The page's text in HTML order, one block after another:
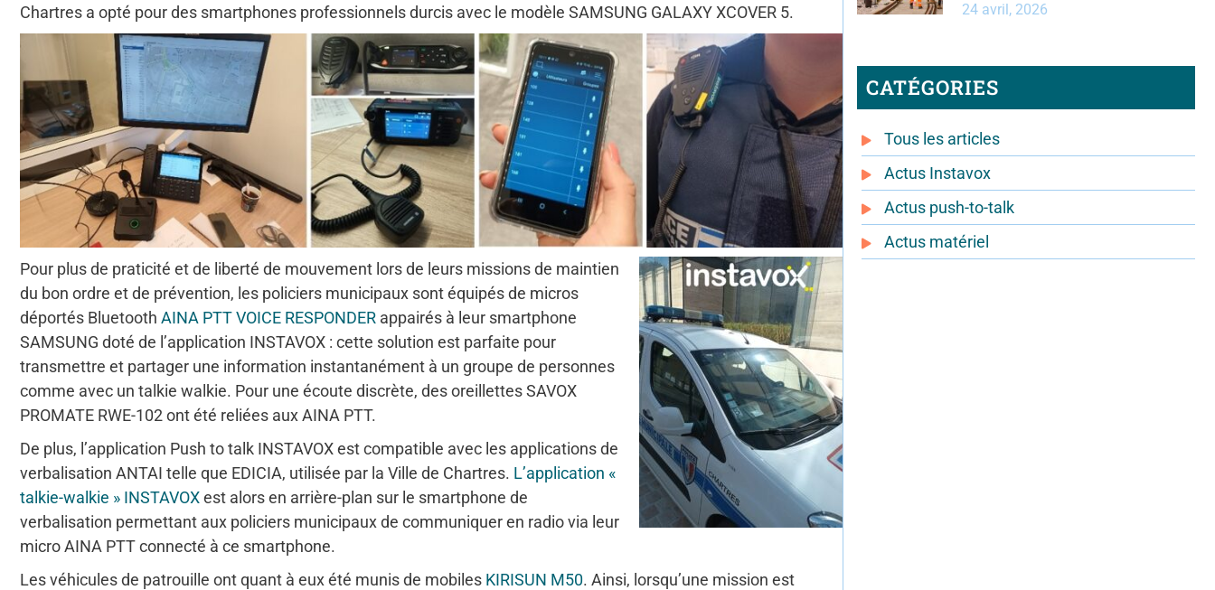
Chartres a opté pour des smartphones professionnels durcis avec le modèle SAMSUNG GALAXY XCOVER 5.
Pour plus de praticité et de liberté de mouvement lors de leurs missions de maintien
du bon ordre et de prévention, les policiers municipaux sont équipés de micros
déportés Bluetooth AINA PTT VOICE RESPONDER appairés à leur smartphone
SAMSUNG doté de l’application INSTAVOX : cette solution est parfaite pour
transmettre et partager une information instantanément à un groupe de personnes
comme avec un talkie walkie. Pour une écoute discrète, des oreillettes SAVOX
PROMATE RWE-102 ont été reliées aux AINA PTT.
De plus, l’application Push to talk INSTAVOX est compatible avec les applications de
verbalisation ANTAI telle que EDICIA, utilisée par la Ville de Chartres. L’application «
talkie-walkie » INSTAVOXest alors en arrière-plan sur le smartphone de
verbalisation permettant aux policiers municipaux de communiquer en radio via leur
micro AINA PTT connecté à ce smartphone.
Les véhicules de patrouille ont quant à eux été munis de mobiles KIRISUN M50. Ainsi, lorsqu’une mission est
24 avril, 2026
CATÉGORIES
Tous les articles
Actus Instavox
Actus push-to-talk
Actus matériel